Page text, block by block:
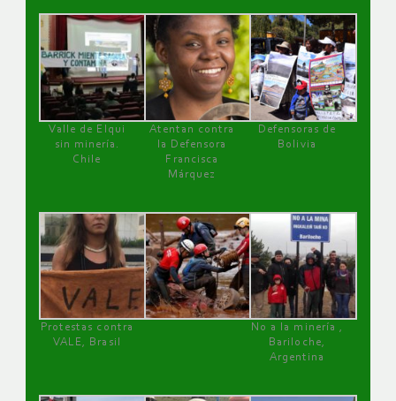
Valle de Elqui
sin minería.
Chile
Atentan contra
la Defensora
Francisca
Márquez
Defensoras de
Bolivia
Protestas contra
VALE, Brasil
No a la minería ,
Bariloche,
Argentina